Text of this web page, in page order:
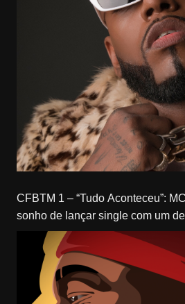
CFBTM 1 – “Tudo Aconteceu”: MC Du Black realiza
sonho de lançar single com um